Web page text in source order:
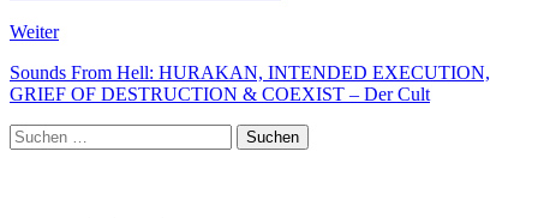
Weiter
Sounds From Hell: HURAKAN, INTENDED EXECUTION,
GRIEF OF DESTRUCTION & COEXIST – Der Cult
Suchen
nach: